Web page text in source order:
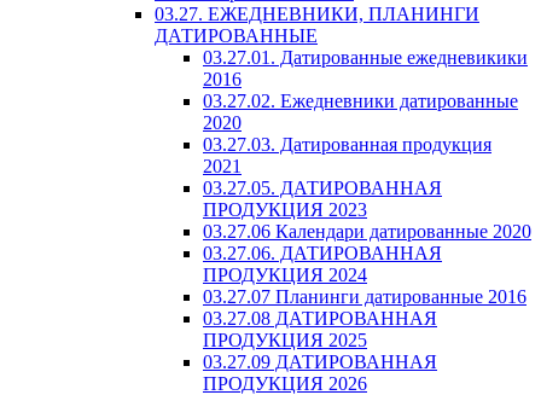
03.27. ЕЖЕДНЕВНИКИ, ПЛАНИНГИ
ДАТИРОВАННЫЕ
03.27.01. Датированные ежедневикики
2016
03.27.02. Ежедневники датированные
2020
03.27.03. Датированная продукция
2021
03.27.05. ДАТИРОВАННАЯ
ПРОДУКЦИЯ 2023
03.27.06 Календари датированные 2020
03.27.06. ДАТИРОВАННАЯ
ПРОДУКЦИЯ 2024
03.27.07 Планинги датированные 2016
03.27.08 ДАТИРОВАННАЯ
ПРОДУКЦИЯ 2025
03.27.09 ДАТИРОВАННАЯ
ПРОДУКЦИЯ 2026